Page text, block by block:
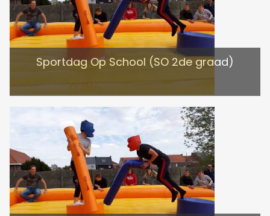
Sportdag Op School (SO 2de graad)